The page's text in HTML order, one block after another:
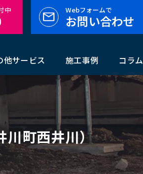
他サービス 施工事例 コラム
中 Webフォームで
お問い合わせ
川町西井川）